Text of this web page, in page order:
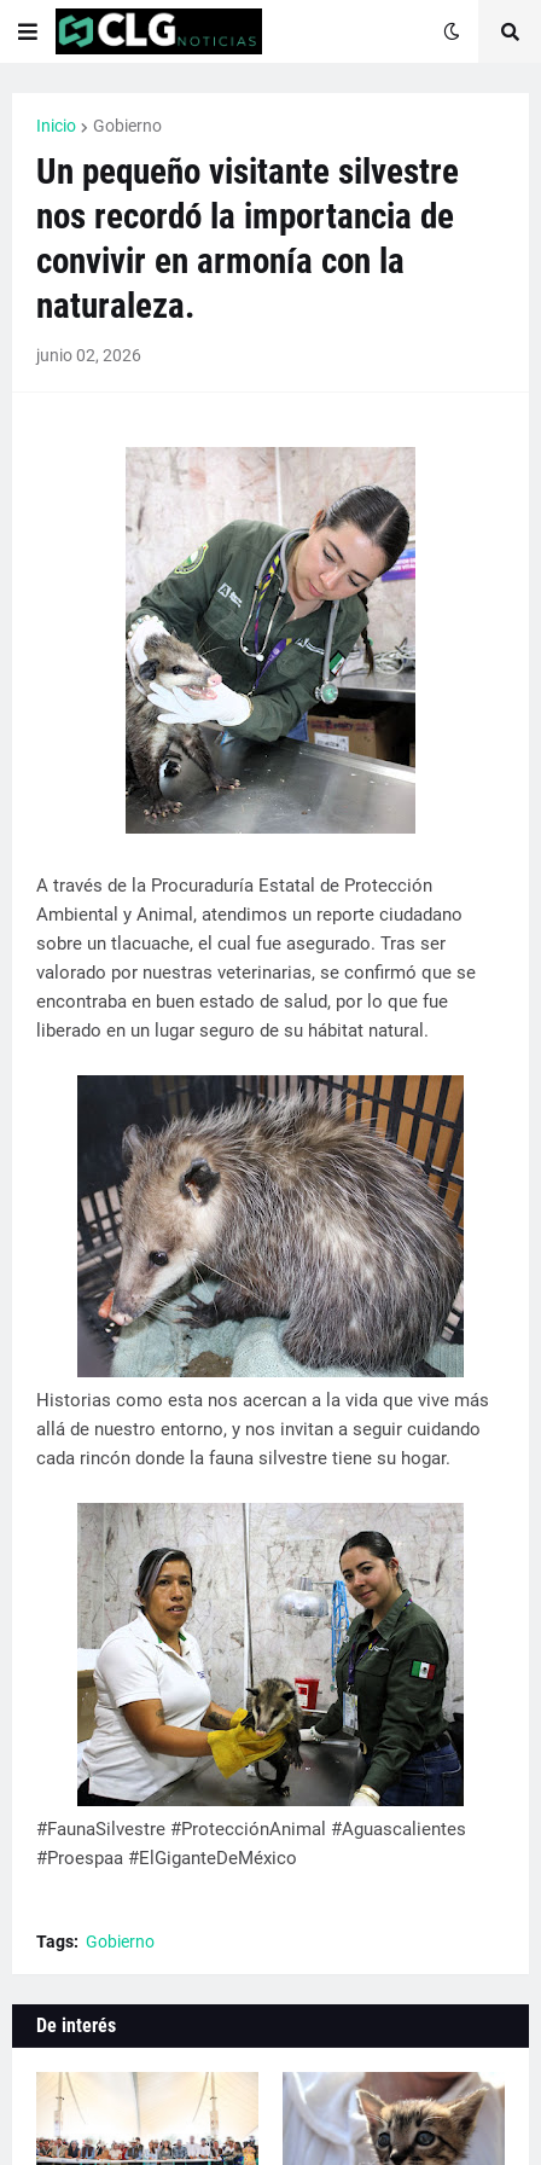
Inicio Gobierno
Un pequeño visitante silvestre
nos recordó la importancia de
convivir en armonía con la
naturaleza.
junio 02, 2026
A través de la Procuraduría Estatal de Protección
Ambiental y Animal, atendimos un reporte ciudadano
sobre un tlacuache, el cual fue asegurado. Tras ser
valorado por nuestras veterinarias, se confirmó que se
encontraba en buen estado de salud, por lo que fue
liberado en un lugar seguro de su hábitat natural.
Historias como esta nos acercan a la vida que vive más
allá de nuestro entorno, y nos invitan a seguir cuidando
cada rincón donde la fauna silvestre tiene su hogar.
#FaunaSilvestre #ProtecciónAnimal #Aguascalientes
#Proespaa #ElGiganteDeMéxico
Tags: Gobierno
De interés